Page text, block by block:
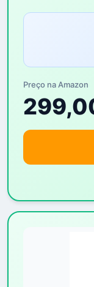
Preço na Amazon